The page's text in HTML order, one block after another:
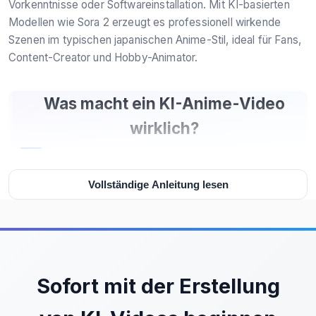
Vorkenntnisse oder Softwareinstallation. Mit KI-basierten
Modellen wie Sora 2 erzeugt es professionell wirkende
Szenen im typischen japanischen Anime-Stil, ideal für Fans,
Content-Creator und Hobby-Animator.
Was macht ein KI-Anime-Video
wirklich?
Wenn du ein Foto hast – etwa von deinem
Lieblingscharakter oder einem selbstgemalten Bild – und es
dieses Tool genau das Richtige. Es nutzt moderne KI-
nötig, kein komplexes Software-Setup: Du lädst einfach
deine Datei hoch, wählst die gewünschte Dauer (10
Sekunden) und den Aspekt (16:9 oder 9:16), und schon
Vollständige Anleitung lesen
Sofort mit der Erstellung